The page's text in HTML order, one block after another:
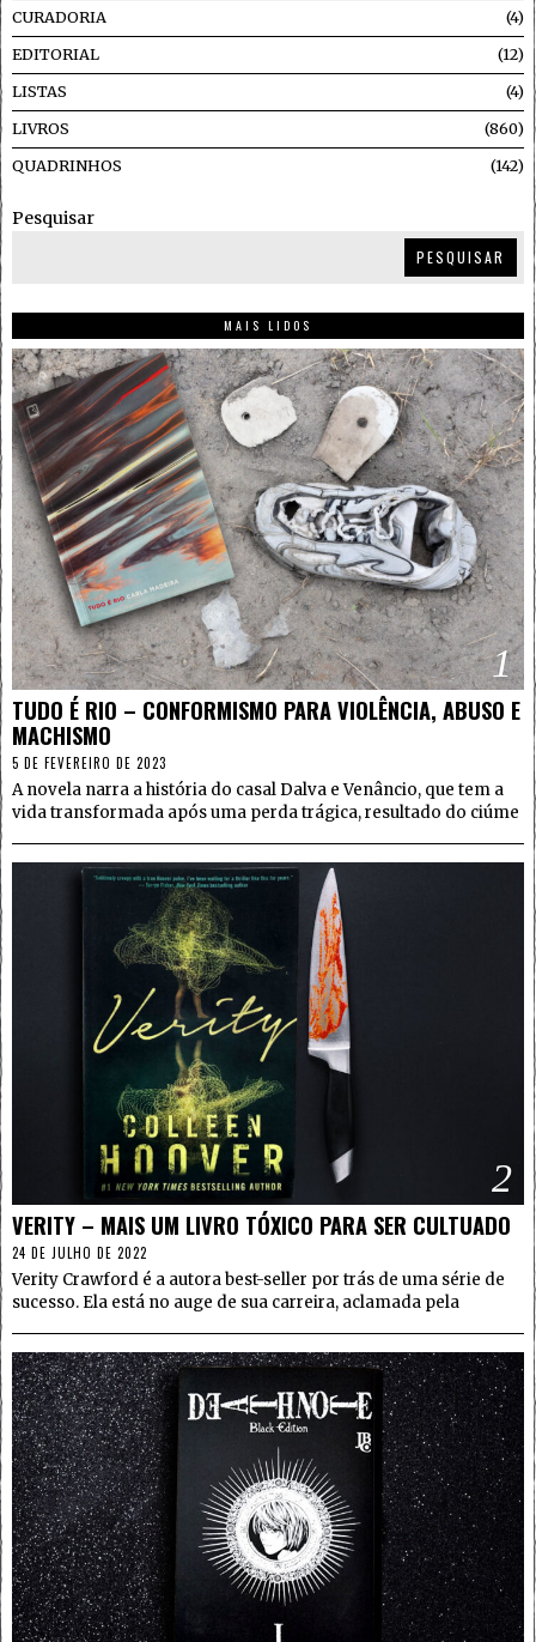
CURADORIA 4
EDITORIAL 12
LISTAS 4
LIVROS 860
QUADRINHOS 142
Pesquisar
PESQUISAR
MAIS LIDOS
1
TUDO É RIO – CONFORMISMO PARA VIOLÊNCIA, ABUSO E
MACHISMO
5 DE FEVEREIRO DE 2023
A novela narra a história do casal Dalva e Venâncio, que tem a
vida transformada após uma perda trágica, resultado do ciúme
2
VERITY – MAIS UM LIVRO TÓXICO PARA SER CULTUADO
24 DE JULHO DE 2022
Verity Crawford é a autora best-seller por trás de uma série de
sucesso. Ela está no auge de sua carreira, aclamada pela